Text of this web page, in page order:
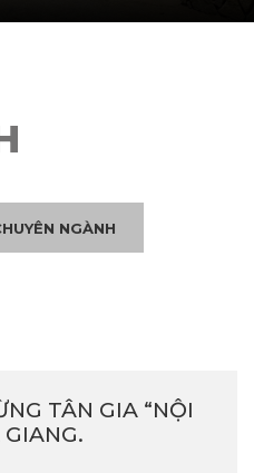
NGÀNH
TÂN GIA “NỘI